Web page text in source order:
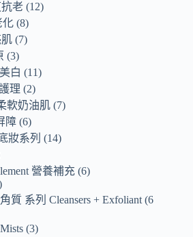
老 12
化 8
7
3
白
11
理
2
軟奶油肌 7
障 6
妝系列
14
營養補充 6
質 系列 Cleansers + Exfoliant 6
3